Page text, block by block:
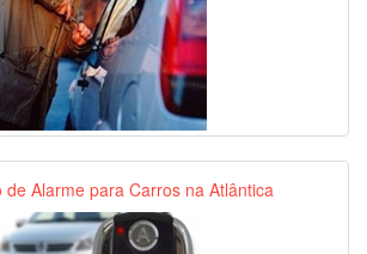
de Alarme para Carros na Atlântica